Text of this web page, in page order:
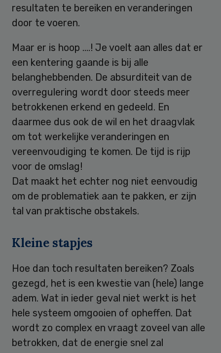
resultaten te bereiken en veranderingen
door te voeren.
Maar er is hoop ….! Je voelt aan alles dat er
een kentering gaande is bij alle
belanghebbenden. De absurditeit van de
overregulering wordt door steeds meer
betrokkenen erkend en gedeeld. En
daarmee dus ook de wil en het draagvlak
om tot werkelijke veranderingen en
vereenvoudiging te komen. De tijd is rijp
voor de omslag!
Dat maakt het echter nog niet eenvoudig
om de problematiek aan te pakken, er zijn
tal van praktische obstakels.
Kleine stapjes
Hoe dan toch resultaten bereiken? Zoals
gezegd, het is een kwestie van (hele) lange
adem. Wat in ieder geval niet werkt is het
hele systeem omgooien of opheffen. Dat
wordt zo complex en vraagt zoveel van alle
betrokken, dat de energie snel zal